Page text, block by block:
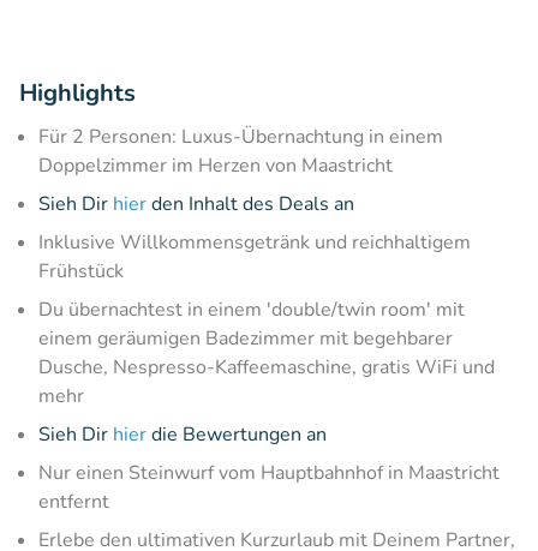
Highlights
Für 2 Personen: Luxus-Übernachtung in einem
Doppelzimmer im Herzen von Maastricht
Sieh Dir hierden Inhalt des Deals an
Inklusive Willkommensgetränk und reichhaltigem
Frühstück
Du übernachtest in einem 'double/twin room' mit
einem geräumigen Badezimmer mit begehbarer
Dusche, Nespresso-Kaffeemaschine, gratis WiFi und
mehr
Sieh Dir hierdie Bewertungen an
Nur einen Steinwurf vom Hauptbahnhof in Maastricht
entfernt
Erlebe den ultimativen Kurzurlaub mit Deinem Partner,